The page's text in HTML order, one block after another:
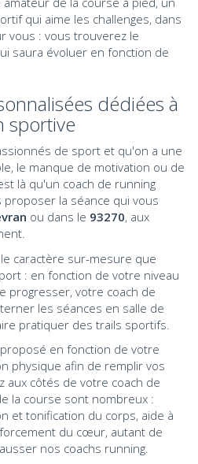
qui aime les challenges, dans
vous : vous trouverez le
saura évoluer en fonction de
dédiées à
sportive
de sport et qu'on a une
le manque de motivation ou de
là qu'un coach de running
la séance qui vous
ou dans le 93270, aux
caractère sur-mesure que
: en fonction de votre niveau
progresser, votre coach de
les séances en salle de
pratiquer des trails sportifs.
en fonction de votre
physique afin de remplir vos
aux côtés de votre coach de
la course sont nombreux :
et tonification du corps, aide à
du cœur, autant de
nos coachs running.